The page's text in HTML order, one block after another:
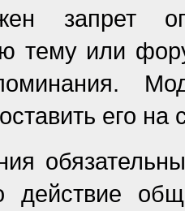
запрет
тему или
его на
действие